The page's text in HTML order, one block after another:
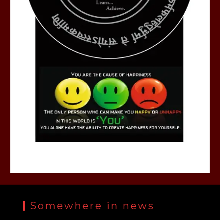
Somewhere in news